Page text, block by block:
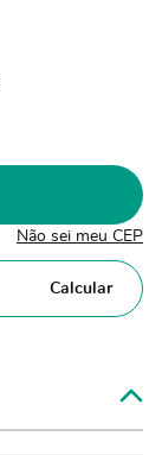
Não sei meu CEP
Calcular